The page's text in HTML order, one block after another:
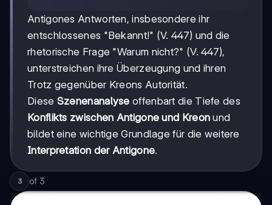
Antigones Antworten, insbesondere ihr
entschlossenes "Bekannt!" (V. 447) und die
rhetorische Frage "Warum nicht?" (V. 447),
unterstreichen ihre Überzeugung und ihren
Trotz gegenüber Kreons Autorität.
Diese Szenenanalyse offenbart die Tiefe des
Konflikts zwischen Antigone und Kreon und
bildet eine wichtige Grundlage für die weitere
Interpretation der Antigone.
3 of 3